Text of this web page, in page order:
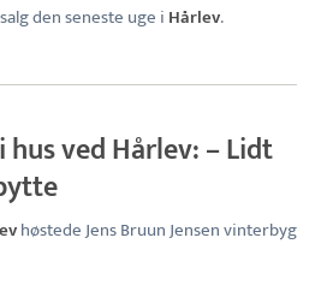
den seneste uge i Hårlev.
ved Hårlev: – Lidt
høstede Jens Bruun Jensen vinterbyg